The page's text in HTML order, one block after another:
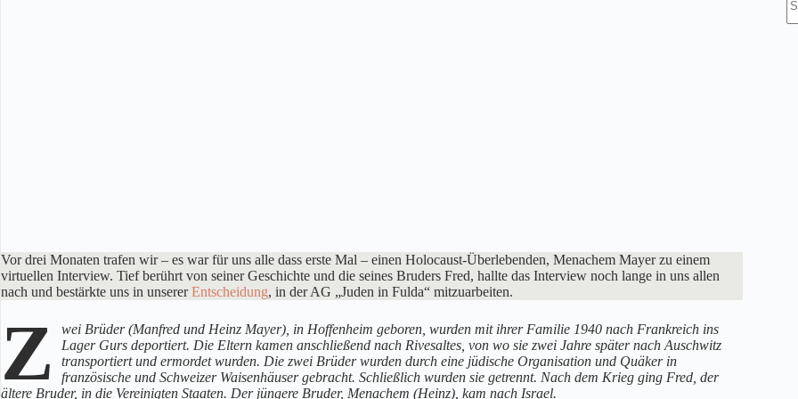
Vor drei Monaten trafen wir – es war für uns alle dass erste Mal – einen Holocaust-Überlebenden, Menachem Mayer zu einem
virtuellen Interview. Tief berührt von seiner Geschichte und die seines Bruders Fred, hallte das Interview noch lange in uns allen
nach und bestärkte uns in unsererEntscheidung, in der AG „Juden in Fulda“ mitzuarbeiten.
Z
wei Brüder (Manfred und Heinz Mayer), in Hoffenheim geboren, wurden mit ihrer Familie 1940 nach Frankreich ins
Lager Gurs deportiert. Die Eltern kamen anschließend nach Rivesaltes, von wo sie zwei Jahre später nach Auschwitz
transportiert und ermordet wurden. Die zwei Brüder wurden durch eine jüdische Organisation und Quäker in
französische und Schweizer Waisenhäuser gebracht. Schließlich wurden sie getrennt. Nach dem Krieg ging Fred, der
ältere Bruder, in die Vereinigten Staaten. Der jüngere Bruder, Menachem (Heinz), kam nach Israel.